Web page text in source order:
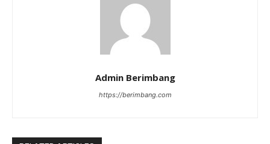
Admin Berimbang
https://berimbang.com